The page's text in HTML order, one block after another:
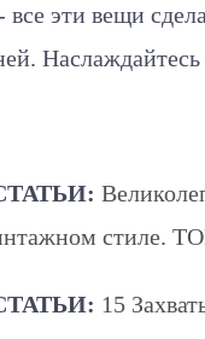
все эти вещи
Наслаждайтесь
стиле.
15